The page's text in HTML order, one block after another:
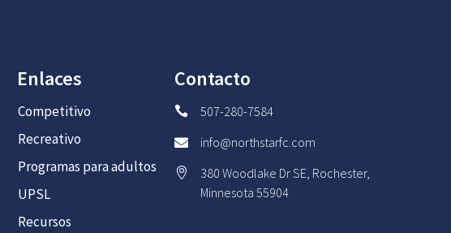
Enlaces
Competitivo
Recreativo
Programas para adultos
UPSL
Recursos
Contacto
 507-280-7584
 info@northstarfc.com

380 Woodlake Dr SE, Rochester,
Minnesota 55904